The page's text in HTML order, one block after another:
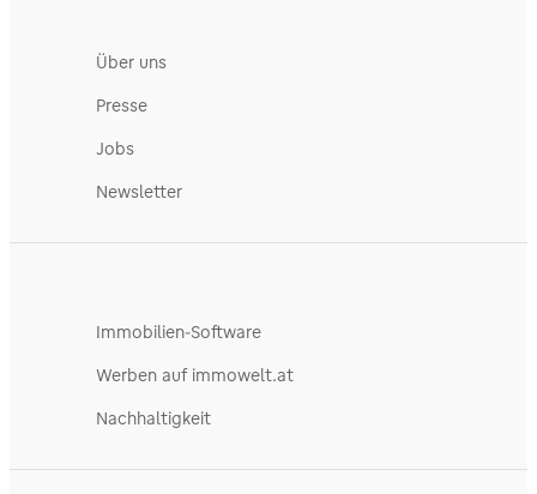
Über uns
Presse
Jobs
Newsletter
Immobilien-Software
Werben auf immowelt.at
Nachhaltigkeit